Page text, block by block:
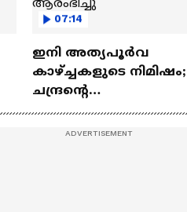
07:14
ഇനി അത്യപൂര്‍വ
കാഴ്ച്ചകളുടെ നിമിഷം;
ചന്ദ്രന്റെ